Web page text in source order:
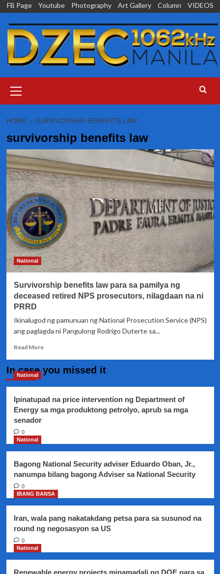
Skip
content
FB Page Youtube Photography Art Gallery Column VIDEOS
Menu
HOME SURVIVORSHIP BENEFITS LAW
survivorship benefits law
National
Survivorship benefits law para sa pamilya ng
deceased retired NPS prosecutors, nilagdaan na ni
PRRD
Ikinalugod ng pamunuan ng National Prosecution Service (NPS)
ang paglagda ni Pangulong Rodrigo Duterte sa...
Read MoreRead
Survivorship
para
sa
prosecutors,
nilagdaan
ni
PRRD
In case you missed it
National
Ipinatupad na price intervention ng Department of
Energy sa mga produktong petrolyo, aprub sa mga
senador
0
National
Bagong National Security adviser Eduardo Oban, Jr.,
nanumpa bilang bagong Adviser sa National Security
0
IBANG BANSA
Iran, wala pang nakatakdang petsa para sa susunod na
round ng negosasyon sa US
0
National
Renewable energy projects minamadali ng DOE para sa